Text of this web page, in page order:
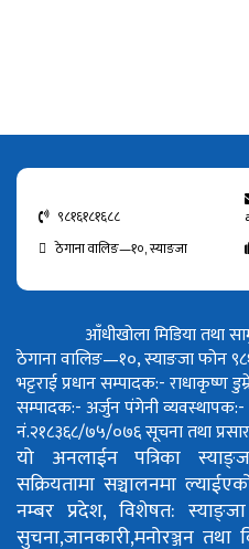
९८१६१८१६८८
ठेगाना वालिङ—१०, स्याङजा
आँधीखोला मिडिया तथा
ठेगाना वालिङ—१०, स्याङजा फोन
भट्टराईप्रधान सम्पादक:- राधाकृष्ण
सम्पादक:- अर्जुन पंगेनीव्यवस्थापक:-
नं.२१८३६८/७५/०७६सूचना तथा
यो अनलाईन पत्रिका
सक्रियतामा सञ्चालनमा
नम्बर प्रदेश, विशेषत:
सुचना,जानकारी,मनोरञ्जन तथा